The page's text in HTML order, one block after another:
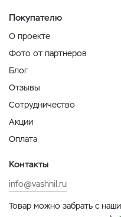
Покупателю
О проекте
Фото от партнеров
Блог
Отзывы
Сотрудничество
Акции
Оплата
Контакты
info@vashnil.ru
Товар можно забрать с